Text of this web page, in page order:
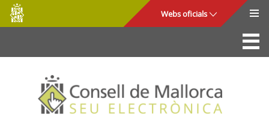
Salta al contingut principal
Consell
de
Mallorca
Webs oficials
La Seu
Consell de Mallorca
Accés i seguretat